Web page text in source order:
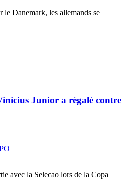
le Danemark, les allemands se
Junior a régalé contre
avec la Selecao lors de la Copa